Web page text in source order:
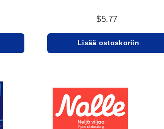
$5.77
Lisää ostoskoriin